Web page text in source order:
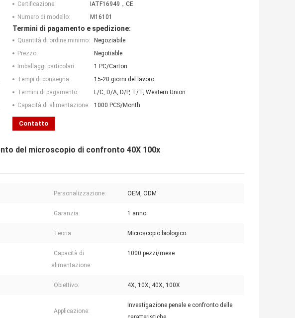
Certificazione:
IATF16949，CE
Numero di modello:
M16101
Termini di pagamento e spedizione:
Quantità di ordine minimo:
Negoziabile
Prezzo:
Negotiable
Imballaggi particolari:
1 PC/Carton
Tempi di consegna:
15-20 giorni del lavoro
Termini di pagamento:
L/C, D/A, D/P, T/T, Western Union
Capacità di alimentazione:
1000 PCS/Month
Contatto
del microscopio di confronto 40X 100x
Personalizzazione: OEM, ODM
Garanzia: 1 anno
Teoria: Microscopio biologico
Capacità di
alimentazione:
1000 pezzi/mese
Obiettivo: 4X, 10X, 40X, 100X
Applicazione:
Investigazione penale e confronto delle